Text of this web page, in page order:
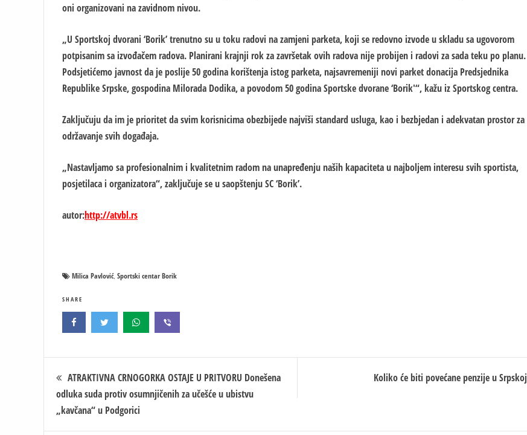
oni organizovani na zavidnom nivou.
„U Sportskoj dvorani ‘Borik’ trenutno su u toku radovi na zamjeni parketa, koji se redovno izvode u skladu sa ugovorom
potpisanim sa izvođačem radova. Planirani krajnji rok za završetak ovih radova nije probijen i radovi za sada teku po planu.
Podsjetićemo javnost da je poslije 50 godina korištenja istog parketa, najsavremeniji novi parket donacija Predsjednika
Republike Srpske, gospodina Milorada Dodika, a povodom 50 godina Sportske dvorane ‘Borik'“, kažu iz Sportskog centra.
Zaključuju da im je prioritet da svim korisnicima obezbijede najviši standard usluga, kao i bezbjedan i adekvatan prostor za
održavanje svih događaja.
„Nastavljamo sa profesionalnim i kvalitetnim radom na unapređenju naših kapaciteta u najboljem interesu svih sportista,
posjetilaca i organizatora“, zaključuje se u saopštenju SC ‘Borik’.
autor:http://atvbl.rs
Milica Pavlović, Sportski centar Borik
SHARE
Кретање
чланка
ATRAKTIVNA CRNOGORKA OSTAJE U PRITVORU Donešena
odluka suda protiv osumnjičenih za učešće u ubistvu
„kavčana“ u Podgorici
Koliko će biti povećane penzije u Srpskoj